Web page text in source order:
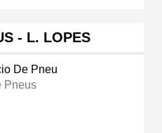
- L. LOPES
De Pneu
Pneus